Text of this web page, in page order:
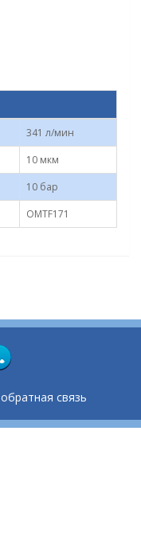
341 л/мин
10 мкм
10 бар
OMTF171
обратная связь